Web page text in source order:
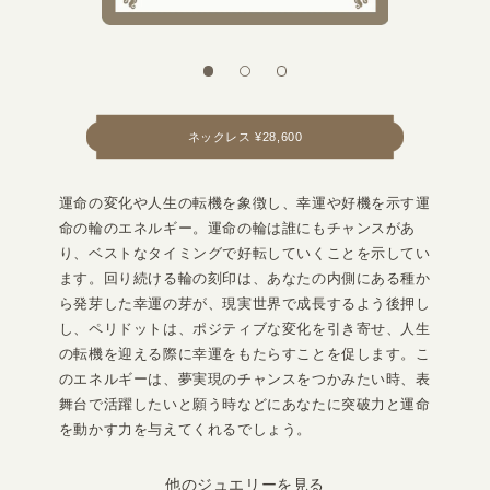
運命の変化や人生の転機を象徴し、幸運や好機を示す運
命の輪のエネルギー。運命の輪は誰にもチャンスがあ
り、ベストなタイミングで好転していくことを示してい
ます。回り続ける輪の刻印は、あなたの内側にある種か
ら発芽した幸運の芽が、現実世界で成長するよう後押し
し、ペリドットは、ポジティブな変化を引き寄せ、人生
の転機を迎える際に幸運をもたらすことを促します。こ
のエネルギーは、夢実現のチャンスをつかみたい時、表
舞台で活躍したいと願う時などにあなたに突破力と運命
を動かす力を与えてくれるでしょう。
ネックレス ¥28,600
他のジュエリーを見る